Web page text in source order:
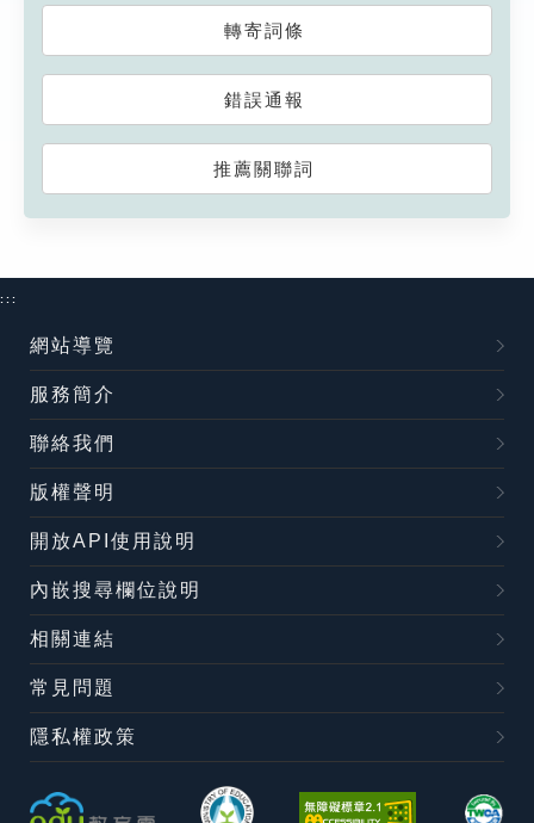
轉寄詞條
錯誤通報
推薦關聯詞
:::
網站導覽
服務簡介
聯絡我們
版權聲明
開放API使用說明
內嵌搜尋欄位說明
相關連結
常見問題
隱私權政策